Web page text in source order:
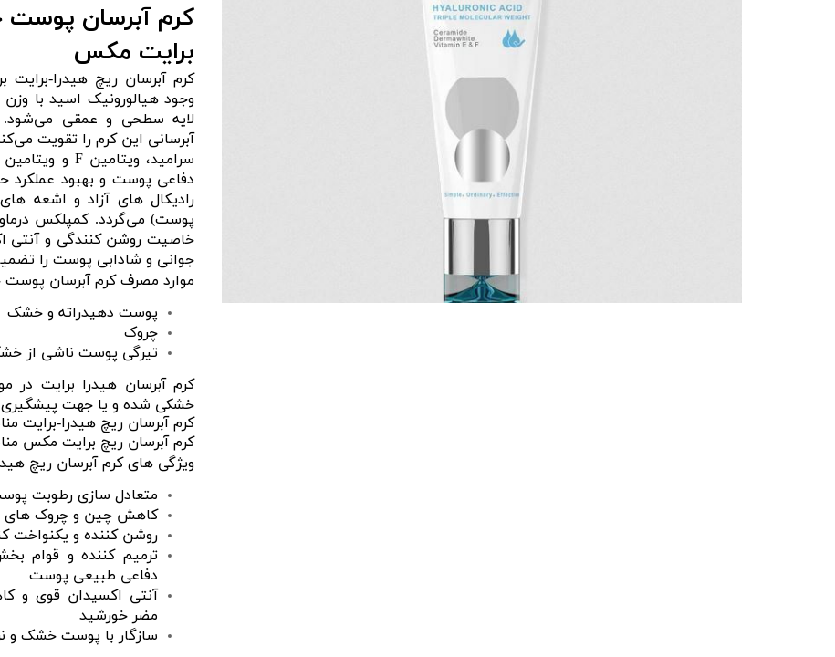
کرم آبرسان پوست
برایت مکس
کرم آبرسان ریچ هیدرا-
وجود هیالورونیک اسید با
لایه سطحی و عمقی می‌شود.
آبرسانی این کرم را تقویت
دفاعی پوست و بهبود
رادیکال های آزاد و اشعه
پوست) می‌گردد. کمپلکس
خاصیت روشن کنندگی و آنتی
جوانی و شادابی پوست را
موارد مصرف کرم آبرسان
پوست دهیدراته و خشک
چروک
تیرگی پوست ناشی از
کرم آبرسان هیدرا برایت
خشکی شده و یا جهت پیشگیری
کرم آبرسان ریچ هیدرا-
کرم آبرسان ریچ برایت مکس
ویژگی های کرم آبرسان ریچ
متعادل سازی رطوبت
کاهش چین و چروک های
روشن کننده و یکنواخت
ترمیم کننده و قوام
دفاعی طبیعی پوست
آنتی اکسیدان قوی و
مضر خورشید
سازگار با پوست خشک و